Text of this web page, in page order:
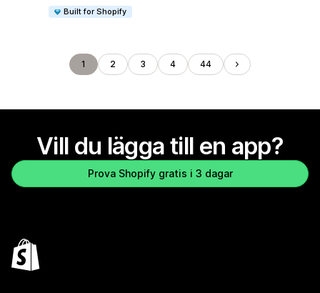
Built for Shopify
1 2 3 4 44
Vill du lägga till en app?
Prova Shopify gratis i 3 dagar